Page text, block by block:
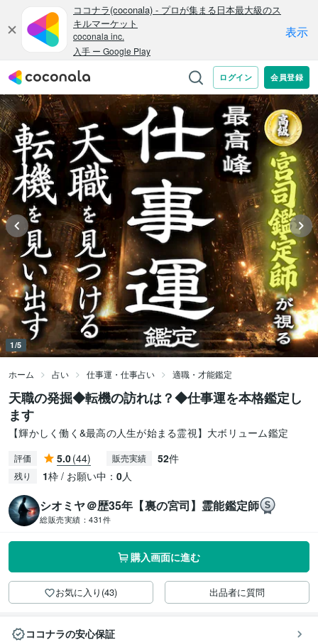
1/5
ホーム 占い 仕事運・仕事占い 適職・才能鑑定
天職の発掘◆転機の訪れは？◆仕事運を本格鑑定し
ます
【輝かしく働く&最高の人生が始まる霊視】大ボリューム鑑定
評価 5.0(44) 販売実績 52件
残り 1枠 / お願い中： 0人
シオミヤ＠歴35年【裏の宮司】霊能鑑定師
総販売実績： 431件
購入画面に進む
お気に入り(43) 出品者に質問
ココナラの安心保証